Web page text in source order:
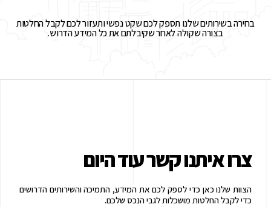
בחירה בשירותים שלנו תספק לכם שקט נפשי ותעזור לכם לקבל החלטות
בצורה שקולה לאחר שקיבלתם את כל המידע הדרוש.
צרו איתנו קשר עוד היום
הצוות שלנו כאן כדי לספק לכם את המידע, התמיכה והשירותים הדרושים
כדי לקבל החלטות מושכלות לגבי הנכס שלכם.